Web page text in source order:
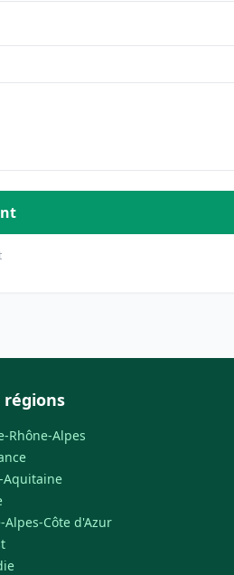
Rhône-Alpes
Aquitaine
Alpes-Côte d'Azur